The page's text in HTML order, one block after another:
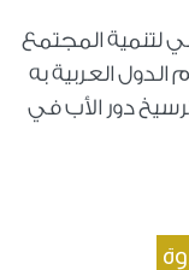
لتنمية المجتمع
الدول العربية به
دور الأب في